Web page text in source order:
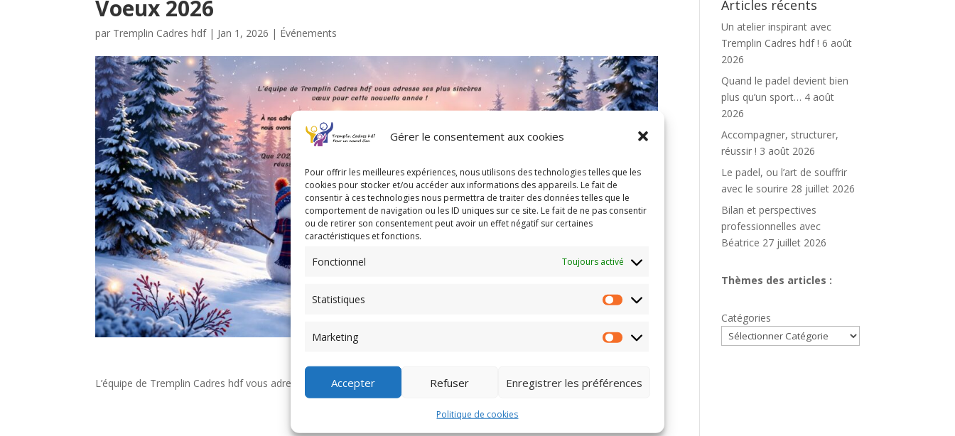
Gérer le consentement aux cookies
Pour offrir les meilleures expériences, nous utilisons des technologies telles que les
cookies pour stocker et/ou accéder aux informations des appareils. Le fait de
consentir à ces technologies nous permettra de traiter des données telles que le
comportement de navigation ou les ID uniques sur ce site. Le fait de ne pas consentir
ou de retirer son consentement peut avoir un effet négatif sur certaines
caractéristiques et fonctions.
Fonctionnel Toujours activé
Statistiques
Statistiques
Marketing
Marketing
Accepter Refuser Enregistrer les préférences
Politique de cookies
Voeux 2026
par Tremplin Cadres hdf| Jan 1, 2026 | Événements
L’équipe de Tremplin Cadres hdf vous adresse ses plus sincères voeux pour cette nouvelle année !
Articles récents
Un atelier inspirant avec
Tremplin Cadres hdf ! 6 août
2026
Quand le padel devient bien
plus qu’un sport… 4 août
2026
Accompagner, structurer,
réussir ! 3 août 2026
Le padel, ou l’art de souffrir
avec le sourire 28 juillet 2026
Bilan et perspectives
professionnelles avec
Béatrice 27 juillet 2026
Thèmes des articles :
Catégories